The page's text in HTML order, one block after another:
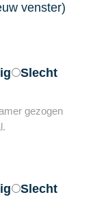
venster)
Slecht
gezogen
Slecht